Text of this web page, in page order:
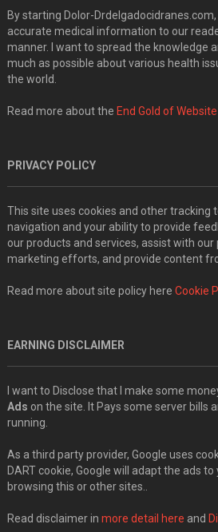
By starting Dolor-
accurate medical information to our
manner. I want to spread the knowledge
much as possible about various health
the world.
Read more about the End Gold of Website
PRIVACY POLICY
This site uses cookies and other tracking
navigation and your ability to provide
our products and services, assist with our
marketing efforts, and provide content
Read more about site policy here Cookie
EARNING DISCLAIMER
I want to Disclose that I make some
Ads on the site. It Pays some server bills
running.
As a third party provider, Google uses
DART cookie, Google will adapt the ads
browsing this or other sites..
Read disclaimer in more detail here and